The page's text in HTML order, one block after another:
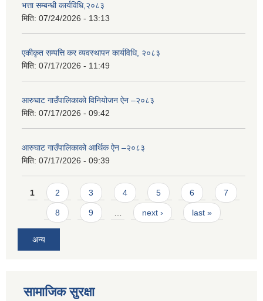
भत्ता सम्बन्धी कार्यविधि,२०८३
मिति: 07/24/2026 - 13:13
एकीकृत सम्पत्ति कर व्यवस्थापन कार्यविधि, २०८३
मिति: 07/17/2026 - 11:49
आरुघाट गाउँपालिकाको विनियोजन ऐन –२०८३
मिति: 07/17/2026 - 09:42
आरुघाट गाउँपालिकाको आर्थिक ऐन –२०८३
मिति: 07/17/2026 - 09:39
Pages
1 2 3 4 5 6 7
8 9 next › last »
अन्य
सामाजिक सुरक्षा